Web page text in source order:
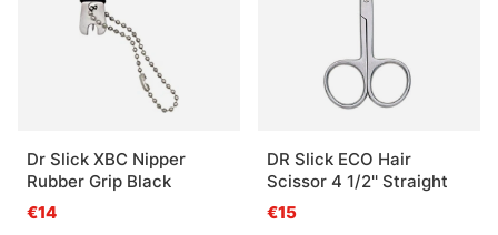
Dr Slick XBC Nipper
Rubber Grip Black
€14
DR Slick ECO Hair
Scissor 4 1/2'' Straight
€15